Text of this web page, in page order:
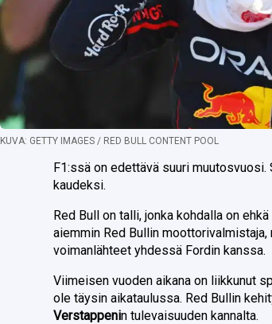
KUVA: GETTY IMAGES / RED BULL CONTENT POOL
F1:ssä on edettävä suuri
kaudeksi.
Red Bull on talli, jonka kohdalla on
aiemmin Red Bullin
voimanlähteet yhdessä Fordin kanssa.
Viimeisen vuoden aikana on liikkunut
ole täysin aikataulussa. Red Bullin
Verstappenin tulevaisuuden kannalta.